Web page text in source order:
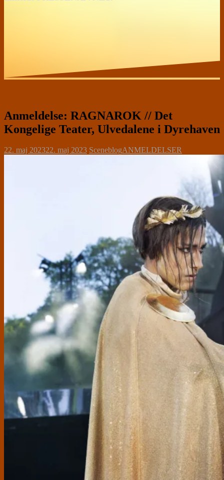
Anmeldelse: RAGNAROK // Det
Kongelige Teater, Ulvedalene i Dyrehaven
22. maj 202322. maj 2023 SceneblogANMELDELSER